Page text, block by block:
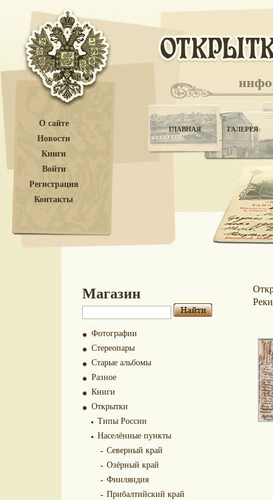
О сайте
Новости
Книги
Войти
Регистрация
Контакты
ГЛАВНАЯ ГАЛЕРЕЯ
Магазин
Фотографии
Стереопары
Старые альбомы
Разное
Книги
Открытки
Типы России
Населённые пункты
Северный край
Озёрный край
Финляндия
Прибалтийский край